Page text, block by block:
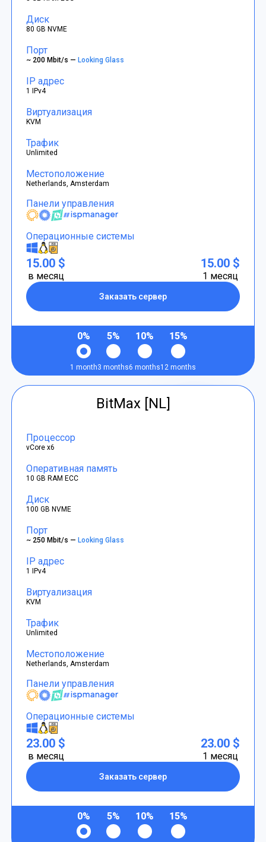
Диск
80 GB NVME
Порт
~ 200 Mbit/s —Looking Glass
IP адрес
1 IPv4
Виртуализация
KVM
Трафик
Unlimited
Местоположение
Netherlands, Amsterdam
Панели управления
Операционные системы
15.00 $
в месяц
Заказать сервер
15.00 $
1 месяц
0%
1 month
5%
3 months
10%
6 months
15%
12 months
BitMax [NL]
Процессор
vCore x6
Оперативная память
10 GB RAM ECC
Диск
100 GB NVME
Порт
~ 250 Mbit/s —Looking Glass
IP адрес
1 IPv4
Виртуализация
KVM
Трафик
Unlimited
Местоположение
Netherlands, Amsterdam
Панели управления
Операционные системы
23.00 $
в месяц
Заказать сервер
23.00 $
1 месяц
0% 5% 10% 15%